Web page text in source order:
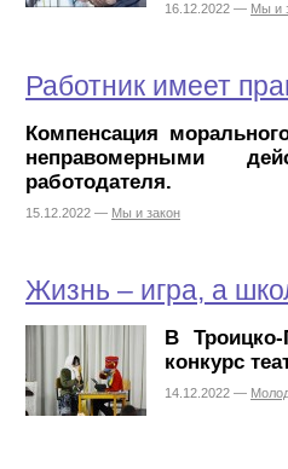
16.12.2022 — Мы и
Работник имеет
Компенсация
неправомерными
работодателя.
15.12.2022 — Мы и закон
Жизнь – игра, а
В
конкурс
14.12.2022 —